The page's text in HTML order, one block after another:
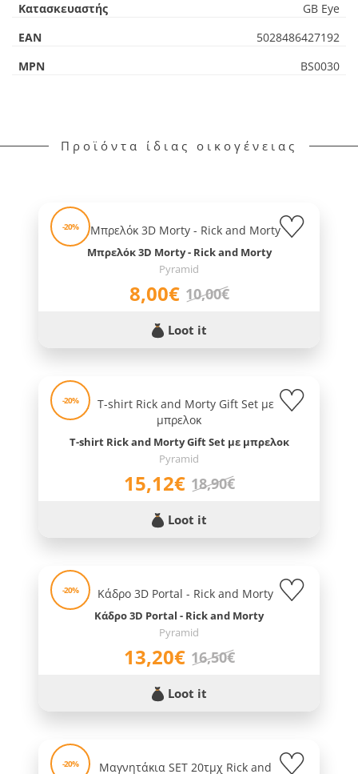
Κατασκευαστής
GB Eye
EAN
5028486427192
MPN
BS0030
Προϊόντα ίδιας οικογένειας
-20%
Μπρελόκ 3D Morty - Rick and Morty
Pyramid
8,00€ 10,00€
Loot it
-20%
T-shirt Rick and Morty Gift Set με μπρελοκ
Pyramid
15,12€ 18,90€
Loot it
-20%
Κάδρο 3D Portal - Rick and Morty
Pyramid
13,20€ 16,50€
Loot it
-20%